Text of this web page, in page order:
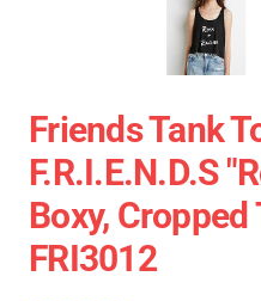
Friends Tank
F.R.I.E.N.D.S
Boxy, Cropped
FRI3012